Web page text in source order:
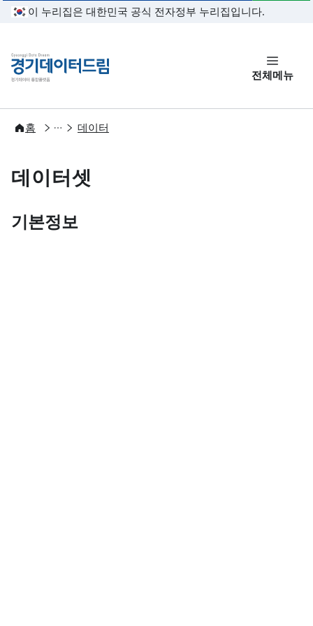
본문 바로가기
이 누리집은 대한민국 공식 전자정부 누리집입니다.
경기데이터드림
전체메뉴
홈
개방 데이터
데이터셋
기본정보